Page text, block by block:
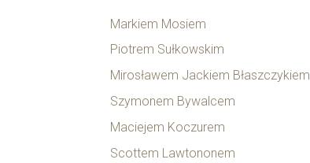
Markiem Mosiem
Piotrem Sułkowskim
Mirosławem Jackiem Błaszczykiem
Szymonem Bywalcem
Maciejem Koczurem
Scottem Lawtononem